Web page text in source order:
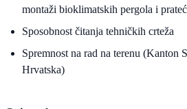
montaži bioklimatskih pergola i
Sposobnost čitanja tehničkih crteža
Spremnost na rad na terenu (Kanton
Hrvatska)